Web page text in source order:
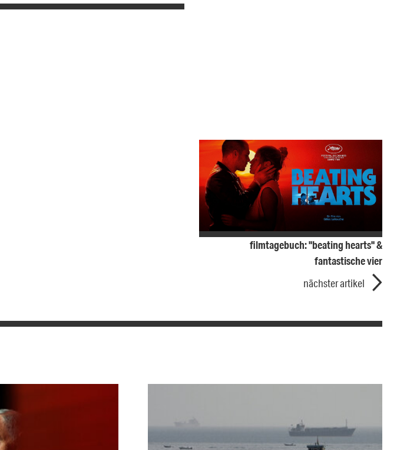
filmtagebuch: "beating hearts" &
fantastische vier
nächster artikel